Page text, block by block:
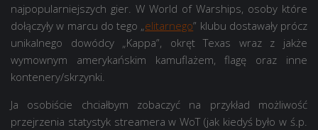
najpopularniejszych gier. W World of Warships, osoby które
dołączyły w marcu do tego „elitarnego” klubu dostawały prócz
unikalnego dowódcy „Kappa”, okręt Texas wraz z jakże
wymownym amerykańskim kamuflażem, flagę oraz inne
kontenery/skrzynki.
Ja osobiście chciałbym zobaczyć na przykład możliwość
przejrzenia statystyk streamera w WoT (jak kiedyś było w ś.p.